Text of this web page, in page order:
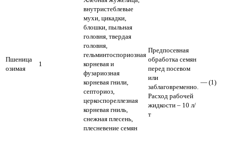
Предпосевная
обработка семян
перед посевом
или
заблаговременно.
Расход рабочей
жидкости – 10 л/
т
— (1)
Пшеница
озимая
1
внутристеблевые
мухи, цикадки,
блошки, пыльная
головня, твердая
головня,
гельминтоспориозная
корневая и
фузариозная
корневая гнили,
септориоз,
церкоспореллезная
корневая гниль,
снежная плесень,
плесневение семян